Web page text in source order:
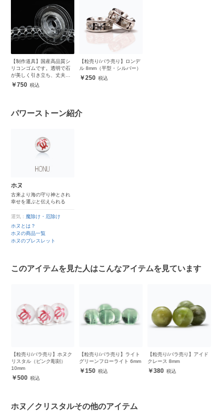
【制作道具】国産高品質シ
リコンゴムです。透明で石
が美しく引き立ち、丈夫で
安心750
【粒売り/バラ売り】ロンデ
ル 8mm（平型・シルバー）
250
パワーストーン紹介
ホヌ
古来より海の守り神とされ
幸せを運ぶと伝えられる
運気： 魔除け・厄除け
ホヌとは？
ホヌの商品一覧
ホヌのブレスレット
このアイテムを見た人はこんなアイテムを見ています
【粒売り/バラ売り】ホヌク
リスタル（ピンク彫刻）
10mm
500
【粒売り/バラ売り】ライト
グリーンフローライト 6mm
150
【粒売り/バラ売り】アイド
クレース 8mm
380
ホヌ／クリスタルその他のアイテム